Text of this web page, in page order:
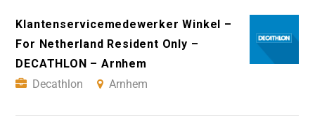
Klantenservicemedewerker Winkel –
For Netherland Resident Only –
DECATHLON – Arnhem
Decathlon
Arnhem